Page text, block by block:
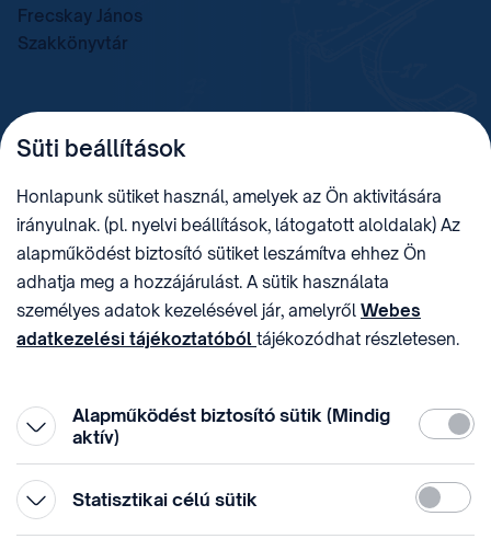
Frecskay János
Szakkönyvtár
TELEFON
+36 (1) 312 4400
sztnh@hipo.gov.hu 15311746-2-42
CÍM
1081 Budapest II. János
Pál pápa tér 7.
HIVATAL RÖVID NEVE
SZTNHOPS, KRID:
174434905
KÖZÖSSÉGI MÉDIA
Süti beállítások
Honlapunk sütiket használ, amelyek az Ön aktivitására
irányulnak. (pl. nyelvi beállítások, látogatott aloldalak) Az
alapműködést biztosító sütiket leszámítva ehhez Ön
adhatja meg a hozzájárulást. A sütik használata
személyes adatok kezelésével jár, amelyről Webes
adatkezelési tájékoztatóból tájékozódhat részletesen.
Alapműködést biztosító sütik (Mindig
aktív)
Statisztikai célú sütik